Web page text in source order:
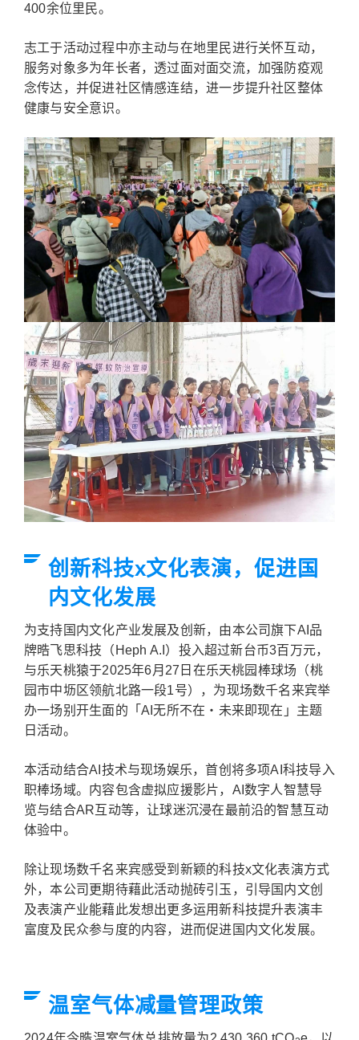
400余位里民。
志工于活动过程中亦主动与在地里民进行关怀互动，
服务对象多为年长者，透过面对面交流，加强防疫观
念传达，并促进社区情感连结，进一步提升社区整体
健康与安全意识。
创新科技x文化表演，促进国
内文化发展
为支持国内文化产业发展及创新，由本公司旗下AI品
牌晧飞思科技（Heph A.I）投入超过新台币3百万元，
与乐天桃猿于2025年6月27日在乐天桃园棒球场（桃
园市中坜区领航北路一段1号），为现场数千名来宾举
办一场别开生面的「AI无所不在・未来即现在」主题
日活动。
本活动结合AI技术与现场娱乐，首创将多项AI科技导入
职棒场域。内容包含虚拟应援影片，AI数字人智慧导
览与结合AR互动等，让球迷沉浸在最前沿的智慧互动
体验中。
除让现场数千名来宾感受到新颖的科技x文化表演方式
外，本公司更期待藉此活动抛砖引玉，引导国内文创
及表演产业能藉此发想出更多运用新科技提升表演丰
富度及民众参与度的内容，进而促进国内文化发展。
温室气体减量管理政策